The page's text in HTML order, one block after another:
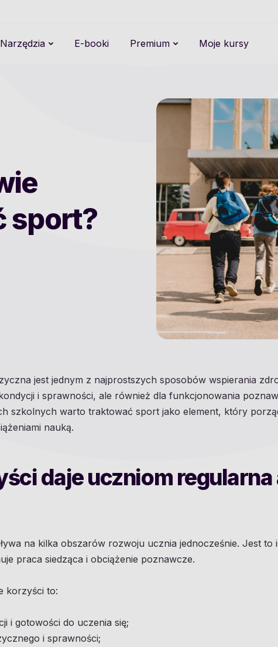
Narzędzia E-booki Premium Moje kursy
sport?
jest jednym z najprostszych sposobów wspierania
i sprawności, ale również dla funkcjonowania
szkolnych warto traktować sport jako element, który
nauką.
daje uczniom
na kilka obszarów rozwoju ucznia jednocześnie. Jest to
praca siedząca i obciążenie poznawcze.
korzyści to:
i gotowości do uczenia się;
i sprawności;